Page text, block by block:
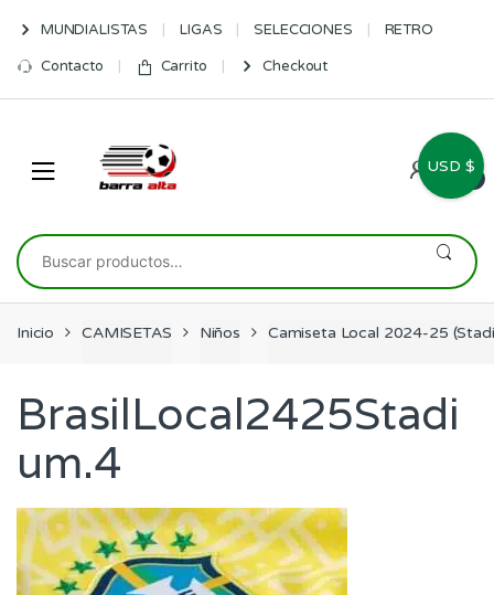
navigation
content
MUNDIALISTAS LIGAS SELECCIONES RETRO
Contacto Carrito Checkout
0
Buscar
por:
Inicio CAMISETAS Niños Camiseta Local 2024-25
BrasilLocal2425Stadi
um.4
USD $